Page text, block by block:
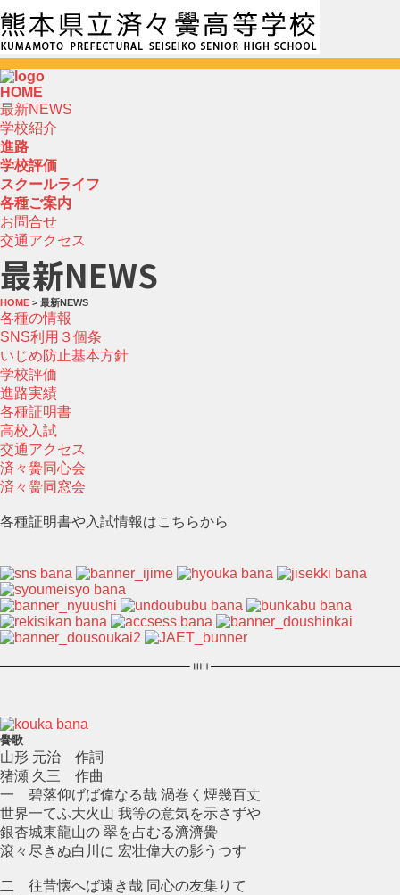
HOME
最新NEWS
学校紹介
進路
学校評価
スクールライフ
各種ご案内
お問合せ
交通アクセス
最新NEWS
HOME > 最新NEWS
各種の情報
SNS利用３個条
いじめ防止基本方針
学校評価
進路実績
各種証明書
高校入試
交通アクセス
済々黌同心会
済々黌同窓会
各種証明書や入試情報はこちらから
黌歌
山形 元治 作詞
猪瀬 久三 作曲
一 碧落仰げば偉なる哉 渦巻く煙幾百丈
世界一てふ大火山 我等の意気を示さずや
銀杏城東龍山の 翠を占むる濟濟黌
滾々尽きぬ白川に 宏壮偉大の影うつす
二 往昔懐へば遠き哉 同心の友集りて